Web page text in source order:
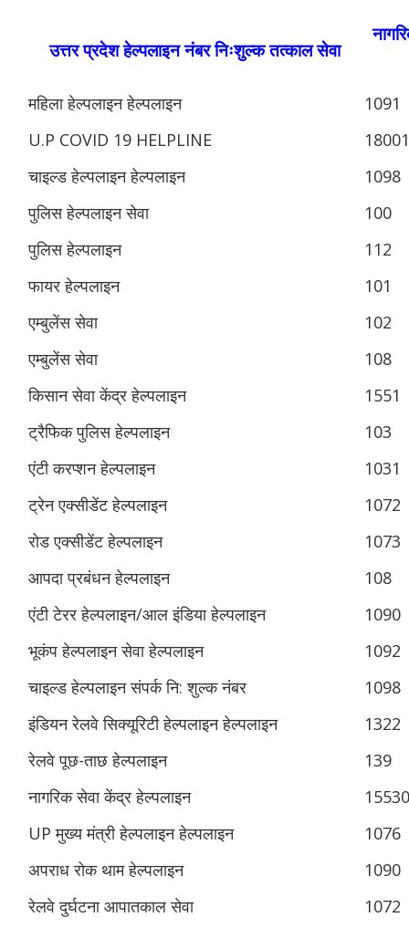
उत्तर प्रदेश हेल्पलाइन नंबर निःशुल्क तत्काल सेवा
महिला हेल्पलाइन हेल्पलाइन
1091
U.P COVID 19 HELPLINE
चाइल्ड हेल्पलाइन हेल्पलाइन
1098
पुलिस हेल्पलाइन सेवा
100
पुलिस हेल्पलाइन
112
फायर हेल्पलाइन
101
एम्बुलेंस सेवा
102
एम्बुलेंस सेवा
108
किसान सेवा केंद्र हेल्पलाइन
1551
ट्रैफिक पुलिस हेल्पलाइन
103
एंटी करप्शन हेल्पलाइन
1031
ट्रेन एक्सीडेंट हेल्पलाइन
1072
रोड एक्सीडेंट हेल्पलाइन
1073
आपदा प्रबंधन हेल्पलाइन
108
एंटी टेरर हेल्पलाइन/आल इंडिया हेल्पलाइन
1090
भूकंप हेल्पलाइन सेवा हेल्पलाइन
1092
चाइल्ड हेल्पलाइन संपर्क नि: शुल्क नंबर
1098
इंडियन रेलवे सिक्यूरिटी हेल्पलाइन हेल्पलाइन
1322
रेलवे पूछ-ताछ हेल्पलाइन
139
नागरिक सेवा केंद्र हेल्पलाइन
UP मुख्य मंत्री हेल्पलाइन हेल्पलाइन
1076
अपराध रोक थाम हेल्पलाइन
1090
रेलवे दुर्घटना आपातकाल सेवा
1072